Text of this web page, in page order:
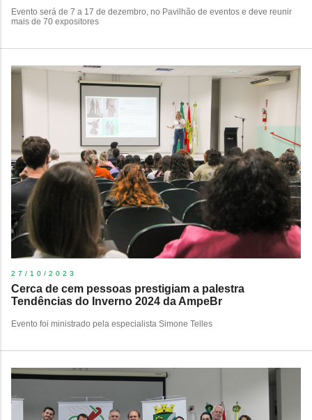
Evento será de 7 a 17 de dezembro, no Pavilhão de eventos e deve reunir
mais de 70 expositores
27/10/2023
Cerca de cem pessoas prestigiam a palestra
Tendências do Inverno 2024 da AmpeBr
Evento foi ministrado pela especialista Simone Telles